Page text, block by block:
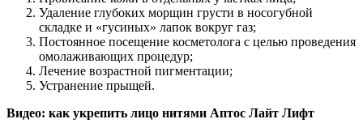
Удаление глубоких морщин грусти в носогубной
складке и «гусиных» лапок вокруг газ;
Постоянное посещение косметолога с целью проведения
омолаживающих процедур;
Лечение возрастной пигментации;
Устранение прыщей.
Видео: как укрепить лицо нитями Аптос Лайт Лифт